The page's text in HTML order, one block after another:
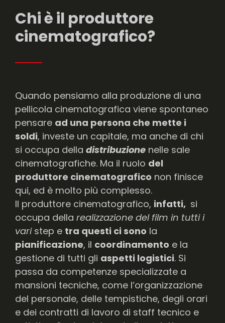
Chi è il produttore
cinematografico?
Quando pensiamo alla produzione di una
pellicola cinematografica viene spontaneo
pensare ad una persona che mette i
soldi, investe un capitale, ma anche di chi
si occupa della distribuzione nelle sale
cinematografiche. Ma il ruolo del
produttore cinematografico non finisce
qui, ed è molto più complesso.
Il produttore cinematografico, infatti, si
occupa della realizzazione del film in tutti i
vari step e tra questi ci sono la
pianificazione, il coordinamento e la
gestione di tutti gli aspetti logistici. Si
passa da competenze specializzate a
mansioni tecniche, come l’organizzazione
del personale, delle tempistiche, degli orari
e dei contratti di lavoro di staff tecnico e